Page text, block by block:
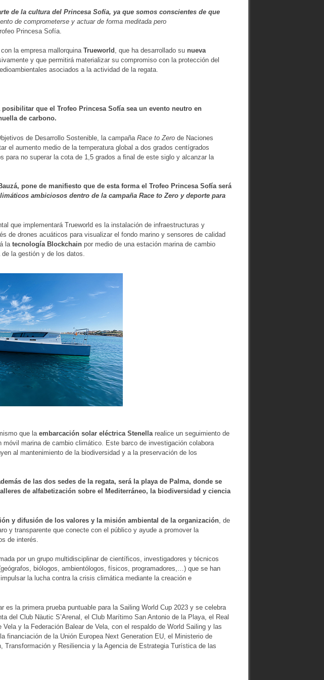
de la cultura del Princesa Sofía, ya que somos conscientes de que
de comprometerse y actuar de forma meditada pero
Princesa Sofía.
la empresa mallorquina Trueworld , que ha desarrollado su nueva
y que permitirá materializar su compromiso con la protección del
asociados a la actividad de la regata.
que el Trofeo Princesa Sofía sea un evento neutro en
de carbono.
de Desarrollo Sostenible, la campaña Race to Zero de Naciones
el aumento medio de la temperatura global a dos grados centígrados
para no superar la cota de 1,5 grados a ﬁnal de este siglo y alcanzar la
pone de manifiesto que de esta forma el Trofeo Princesa Sofía será
ambiciosos dentro de la campaña Race to Zero ydeporte para
que implementará Trueworld es la instalación de infraestructuras y
de drones acuáticos para visualizar el fondo marino y sensores de calidad
la tecnología Blockchain por medio de una estación marina de cambio
la gestión y de los datos.
que la embarcación solar eléctrica Stenella realice un seguimiento de
marina de cambio climático. Este barco de investigación colabora
al mantenimiento de la biodiversidad y a la preservación de los
de las dos sedes de la regata, será la playa de Palma, donde se
de alfabetización sobre el Mediterráneo, la biodiversidad y ciencia
y difusión de los valores y la misión ambiental de la organización , de
y transparente que conecte con el público y ayude a promover la
de interés.
por un grupo multidisciplinar de científicos, investigadores y técnicos
biólogos, ambientólogos, físicos, programadores,…) que se han
la lucha contra la crisis climática mediante la creación e
la primera prueba puntuable para la Sailing World Cup 2023 y se celebra
del Club Nàutic S’Arenal, el Club Marítimo San Antonio de la Playa, el Real
y la Federación Balear de Vela, con el respaldo de World Sailing y las
financiación de la Unión Europea Next Generation EU, el Ministerio de
Transformación y Resiliencia y la Agencia de Estrategia Turística de las